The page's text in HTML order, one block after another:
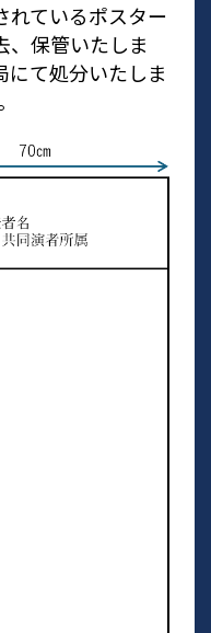
れているポスター
、保管いたしま
にて処分いたしま